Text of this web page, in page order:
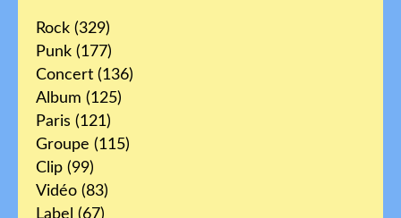
Rock (329)
Punk (177)
Concert (136)
Album (125)
Paris (121)
Groupe (115)
Clip (99)
Vidéo (83)
Label (67)